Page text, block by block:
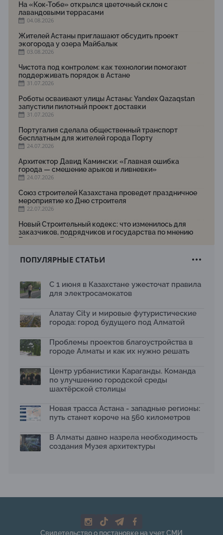
На «Кок-Тобе» открылся цветочный склон с
лавандовыми террасами
04.08.2026
Жителей Астаны приглашают обсудить проект
экогорода у озера Майбалык
03.08.2026
Чистота под контролем: как технологии помогают
поддерживать порядок в Астане
31.07.2026
Роботы осваивают улицы Астаны: Yandex Qazaqstan
запустили пилотный проект доставки
31.07.2026
Португалия сделала общественный транспорт
бесплатным для жителей города Порту
24.07.2026
Архитектор Давид Камински: «Главная ошибка
города — смешение арыков и ливневки»
24.07.2026
Союз строителей Казахстана проведет праздничное
мероприятие ко Дню строителя
22.07.2026
Новый Строительный кодекс: что изменилось для
заказчиков, подрядчиков и государства по мнению
Бауыржана Байбахтиева
Яндекс Лавка запустила пилотный проект
Архитектурная премия SÄULE ARCHITEKTURPREIS
13.07.2026
Первый Дом правительства Алматы станет главной
13.07.2026
В столичном детсаду подвели итоги акции «Таза
отходам
08.07.2026
общественных пространств
06.07.2026
температуру и здоровье людей
03.07.2026
экологическую стратегию развития Алматы до 2040
На слушаниях по корректировке СЭО Генплана
ПОПУЛЯРНЫЕ СТАТЬИ
С 1 июня в Казахстане ужесточат правила
для электросамокатов
Алатау City и мировые футуристические
города: город будущего под Алматой
Проблемы проектов благоустройства в
городе Алматы и как их нужно решать
Центр урбанистики Караганды. Команда
по улучшению городской среды
шахтёрской столицы
Новая трасса Астана - западные регионы:
путь станет короче на 560 километров
В Алматы давно назрела необходимость
создания Музея архитектуры
Свидетельство о постановке на учет СМИ